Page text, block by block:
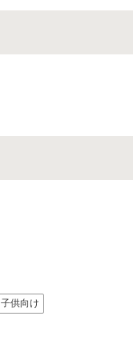
子供向け